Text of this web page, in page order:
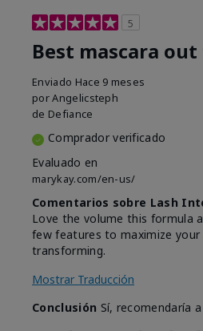
5
Best mascara
Enviado Hace 9 meses
porAngelicsteph
de Defiance
Comprador verificado
Evaluado en
marykay.com/en-us/
Comentarios sobre Lash
Love the volume this formula
few features to maximize your
transforming.
Mostrar Traducción
Conclusión Sí, recomendaría